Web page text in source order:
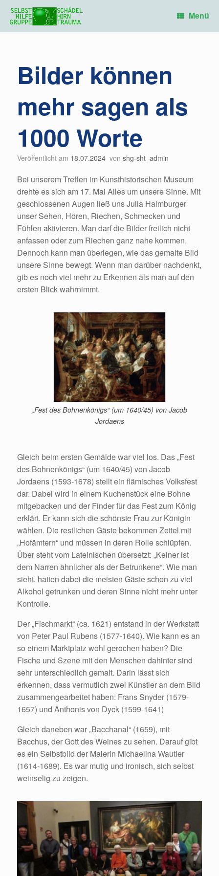
Inhalt
springen
Menü
Bilder können
mehr sagen als
1000 Worte
Veröffentlicht am 18.07.2024 von shg-sht_admin
Bei unserem Treffen im Kunsthistorischen Museum
drehte es sich am 17. Mai Alles um unsere Sinne. Mit
geschlossenen Augen ließ uns Julia Haimburger
unser Sehen, Hören, Riechen, Schmecken und
Fühlen aktivieren. Man darf die Bilder freilich nicht
anfassen oder zum Riechen ganz nahe kommen.
Dennoch kann man überlegen, wie das gemalte Bild
unsere Sinne bewegt. Wenn man darüber nachdenkt,
gib es noch viel mehr zu Erkennen als man auf den
ersten Blick wahrnimmt.
„Fest des Bohnenkönigs“ (um 1640/45) von Jacob
Jordaens
Gleich beim ersten Gemälde war viel los. Das „Fest
des Bohnenkönigs“ (um 1640/45) von Jacob
Jordaens (1593-1678) stellt ein flämisches Volksfest
dar. Dabei wird in einem Kuchenstück eine Bohne
mitgebacken und der Finder für das Fest zum König
erklärt. Er kann sich die schönste Frau zur Königin
wählen. Die restlichen Gäste bekommen Zettel mit
„Hofämtern“ und müssen in deren Rolle schlüpfen.
Über steht vom Lateinischen übersetzt: „Keiner ist
dem Narren ähnlicher als der Betrunkene“. Wie man
sieht, hatten dabei die meisten Gäste schon zu viel
Alkohol getrunken und deren Sinne nicht mehr unter
Kontrolle.
Der „Fischmarkt“ (ca. 1621) entstand in der Werkstatt
von Peter Paul Rubens (1577-1640). Wie kann es an
so einem Marktplatz wohl gerochen haben? Die
Fische und Szene mit den Menschen dahinter sind
sehr unterschiedlich gemalt. Darin lässt sich
erkennen, dass vermutlich zwei Künstler an dem Bild
zusammengearbeitet haben: Frans Snyder (1579-
1657) und Anthonis von Dyck (1599-1641)
Gleich daneben war „Bacchanal“ (1659), mit
Bacchus, der Gott des Weines zu sehen. Darauf gibt
es ein Selbstbild der Malerin Michaelina Wautier
(1614-1689). Es war mutig und ironisch, sich selbst
weinselig zu zeigen.